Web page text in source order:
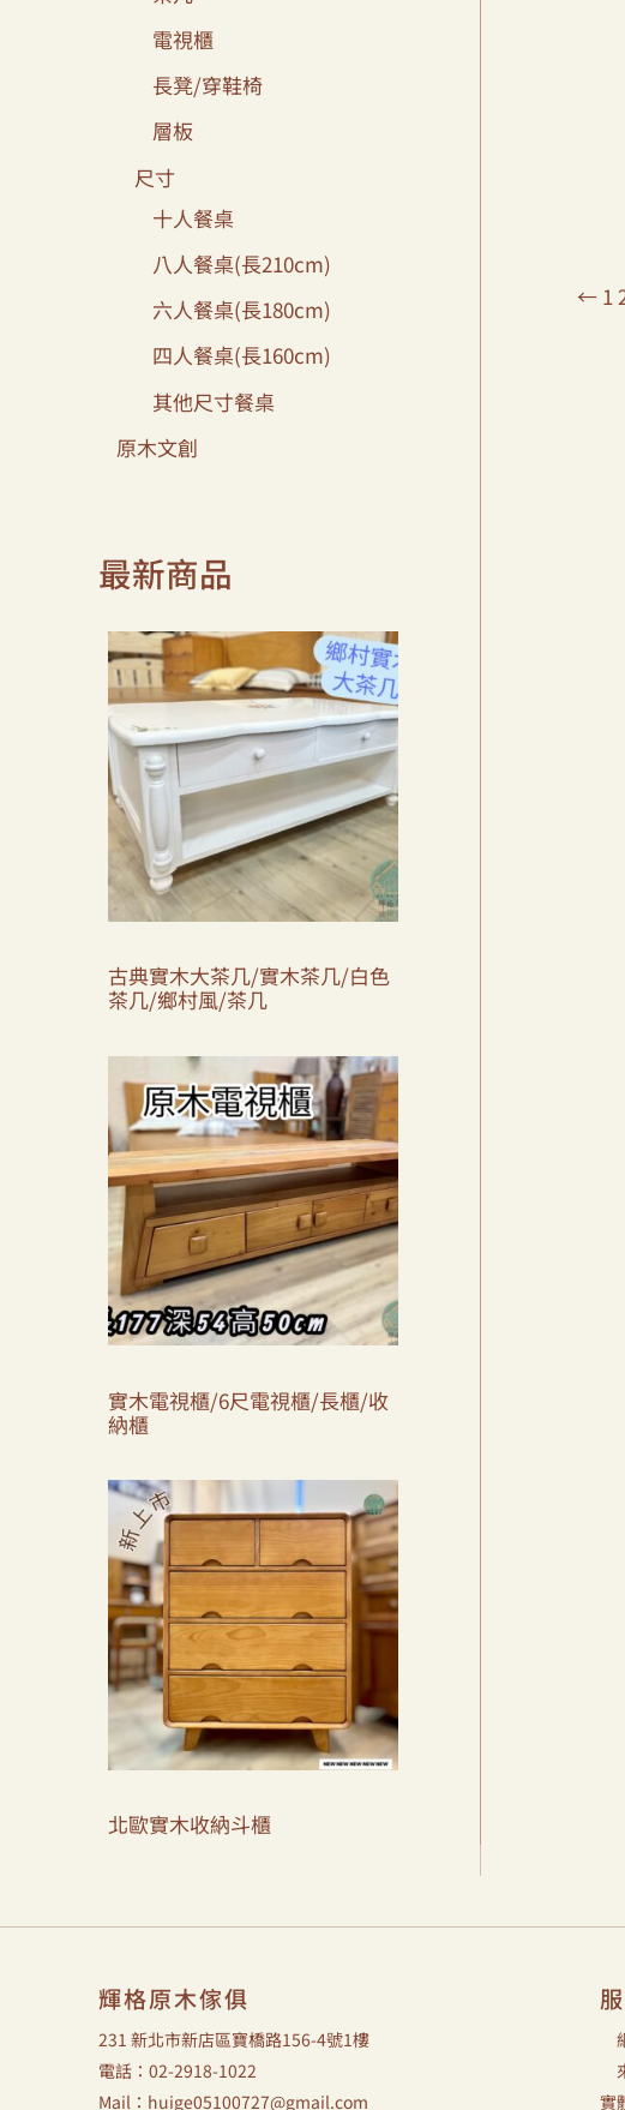
電視櫃
長凳/穿鞋椅
層板
尺寸
十人餐桌
八人餐桌(長210cm)
六人餐桌(長180cm)
四人餐桌(長160cm)
其他尺寸餐桌
原木文創
最新商品
古典實木大茶几/實木茶几/白色
茶几/鄉村風/茶几
實木電視櫃/6尺電視櫃/長櫃/收
納櫃
北歐實木收納斗櫃
← 1
輝格原木傢俱
231 新北市新店區寶橋路156-4號1樓
電話：02-2918-1022
Mail：huige05100727@gmail.com
實